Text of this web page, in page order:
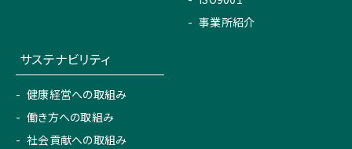
事業所紹介
サステナビリティ
健康経営への取組み
働き方への取組み
社会貢献への取組み